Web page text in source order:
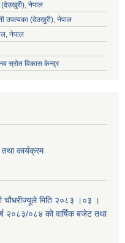
(देउखुरी), नेपाल
उपत्यका (देउखुरी), नेपाल
नेपाल
स्रोत विकास केन्द्र
कार्यक्रम
चौधरीज्यूले मिति २०८३ ।०३ ।
२०८३/०८४ को वार्षिक बजेट तथा